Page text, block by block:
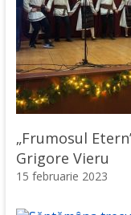
„Frumosul
Grigore Vieru
15 februarie 2023